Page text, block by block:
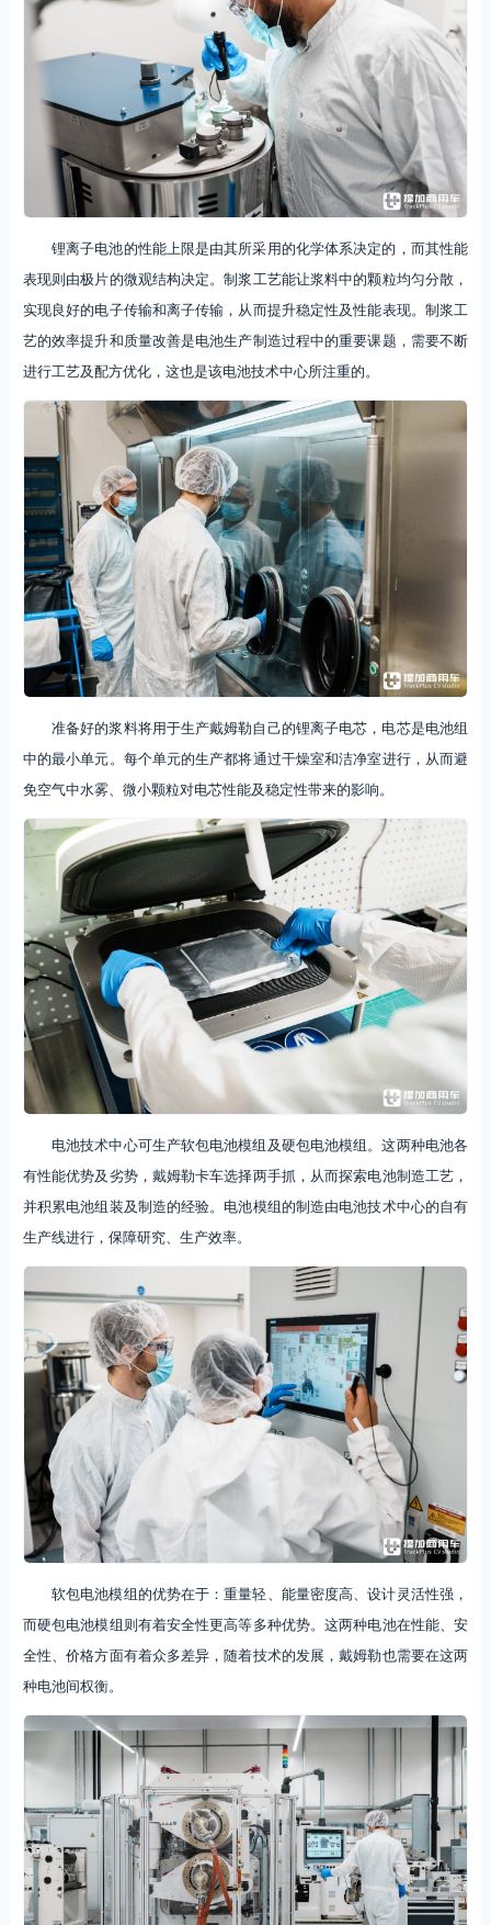
锂离子电池的性能上限是由其所采用的化学体系决定的，而其性能
表现则由极片的微观结构决定。制浆工艺能让浆料中的颗粒均匀分散，
实现良好的电子传输和离子传输，从而提升稳定性及性能表现。制浆工
艺的效率提升和质量改善是电池生产制造过程中的重要课题，需要不断
进行工艺及配方优化，这也是该电池技术中心所注重的。
准备好的浆料将用于生产戴姆勒自己的锂离子电芯，电芯是电池组
中的最小单元。每个单元的生产都将通过干燥室和洁净室进行，从而避
免空气中水雾、微小颗粒对电芯性能及稳定性带来的影响。
电池技术中心可生产软包电池模组及硬包电池模组。这两种电池各
有性能优势及劣势，戴姆勒卡车选择两手抓，从而探索电池制造工艺，
并积累电池组装及制造的经验。电池模组的制造由电池技术中心的自有
生产线进行，保障研究、生产效率。
软包电池模组的优势在于：重量轻、能量密度高、设计灵活性强，
而硬包电池模组则有着安全性更高等多种优势。这两种电池在性能、安
全性、价格方面有着众多差异，随着技术的发展，戴姆勒也需要在这两
种电池间权衡。